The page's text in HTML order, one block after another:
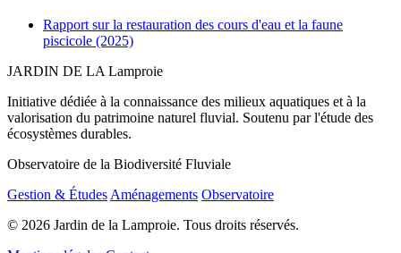
Rapport sur la restauration des cours d'eau et la faune
piscicole (2025)
JARDIN DE LALamproie
Initiative dédiée à la connaissance des milieux aquatiques et à la
valorisation du patrimoine naturel fluvial. Soutenu par l'étude des
écosystèmes durables.
Observatoire de la Biodiversité Fluviale
Gestion & ÉtudesAménagements Observatoire
© 2026 Jardin de la Lamproie. Tous droits réservés.